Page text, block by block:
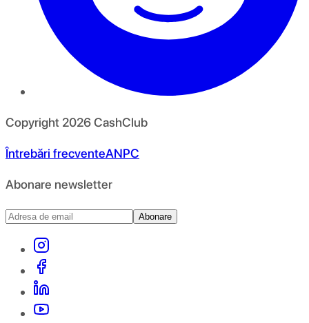
Copyright 2026CashClub
Întrebări frecventeANPC
Abonare newsletter
Abonare